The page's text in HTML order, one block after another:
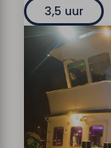
3,5 uur